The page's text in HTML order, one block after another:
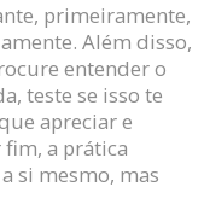
primeiramente,
Além disso,
entender o
teste se isso te
apreciar e
a prática
si mesmo, mas